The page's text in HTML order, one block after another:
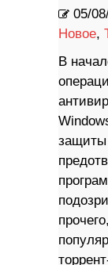
05/
Новое,
В
защиты